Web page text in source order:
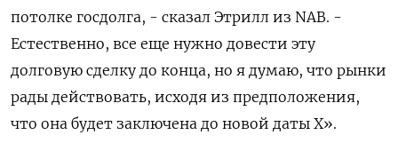
потолке госдолга, - сказал Этрилл из NAB. -
Естественно, все еще нужно довести эту
долговую сделку до конца, но я думаю, что рынки
рады действовать, исходя из предположения,
что она будет заключена до новой даты X».